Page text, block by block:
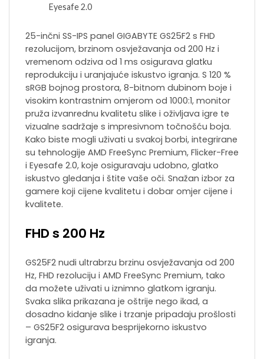
Eyesafe 2.0
25-inčni SS-IPS panel GIGABYTE GS25F2 s FHD
rezolucijom, brzinom osvježavanja od 200 Hz i
vremenom odziva od 1 ms osigurava glatku
reprodukciju i uranjajuće iskustvo igranja. S 120 %
sRGB bojnog prostora, 8-bitnom dubinom boje i
visokim kontrastnim omjerom od 1000:1, monitor
pruža izvanrednu kvalitetu slike i oživljava igre te
vizualne sadržaje s impresivnom točnošću boja.
Kako biste mogli uživati u svakoj borbi, integrirane
su tehnologije AMD FreeSync Premium, Flicker-Free
i Eyesafe 2.0, koje osiguravaju udobno, glatko
iskustvo gledanja i štite vaše oči. Snažan izbor za
gamere koji cijene kvalitetu i dobar omjer cijene i
kvalitete.
FHD s 200 Hz
GS25F2 nudi ultrabrzu brzinu osvježavanja od 200
Hz, FHD rezoluciju i AMD FreeSync Premium, tako
da možete uživati u iznimno glatkom igranju.
Svaka slika prikazana je oštrije nego ikad, a
dosadno kidanje slike i trzanje pripadaju prošlosti
– GS25F2 osigurava besprijekorno iskustvo
igranja.